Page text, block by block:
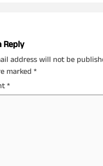
Reply
address will not be
marked *
*